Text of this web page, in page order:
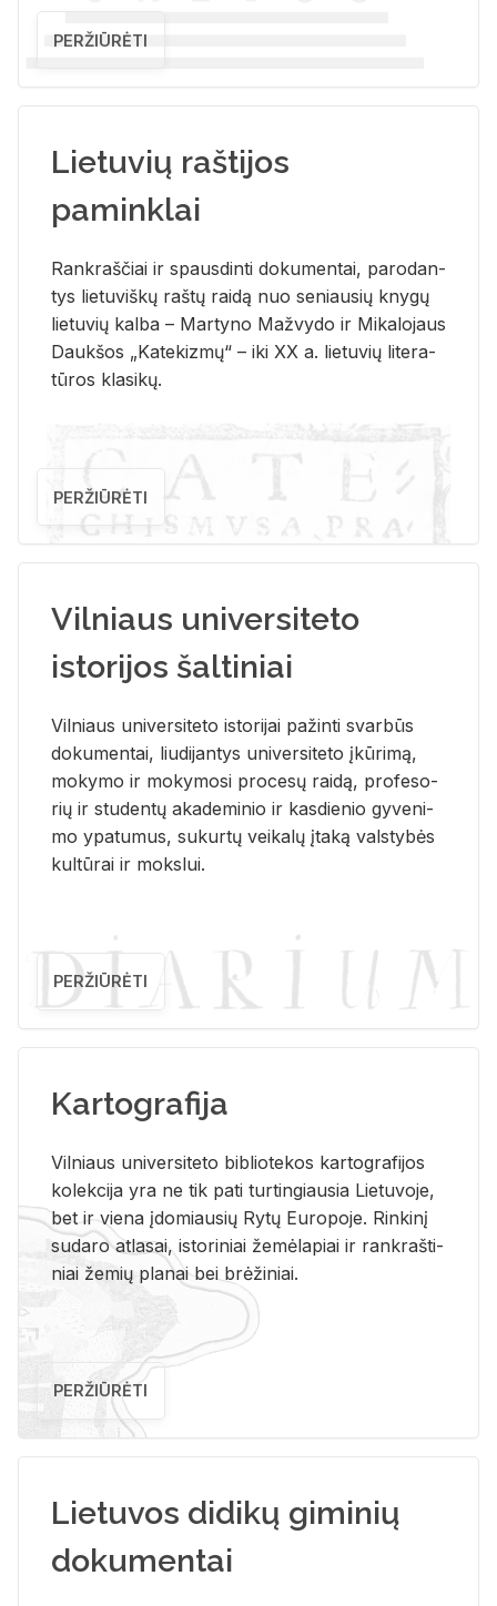
PERŽIŪRĖTI
Lietuvių raštijos
paminklai
Rank­raš­čiai ir spaus­din­ti do­ku­men­tai, pa­ro­dan­
tys lie­tu­viš­kų raš­tų rai­dą nuo se­niau­sių kny­gų
lie­tu­vių kal­ba – Mar­ty­no Ma­žvy­do ir Mi­ka­lo­jaus
Dauk­šos „Ka­te­kiz­mų“ – iki XX a. lie­tu­vių li­te­ra­
tū­ros kla­si­kų.
PERŽIŪRĖTI
Vilniaus universiteto
istorijos šaltiniai
Vil­niaus uni­ver­si­te­to is­to­ri­jai pa­žin­ti svar­būs
do­ku­men­tai, liu­di­jan­tys uni­ver­si­te­to įkū­ri­mą,
mo­ky­mo ir mo­ky­mo­si pro­ce­sų rai­dą, pro­fe­so­
rių ir stu­den­tų aka­de­mi­nio ir kas­die­nio gy­ve­ni­
mo ypa­tu­mus, su­kur­tų vei­ka­lų įta­ką vals­ty­bės
kul­tū­rai ir moks­lui.
PERŽIŪRĖTI
Kartografija
Vil­niaus uni­ver­si­te­to bi­b­lio­te­kos kar­to­gra­fi­jos
ko­lek­ci­ja yra ne tik pati tur­tin­giau­sia Lie­tu­vo­je,
bet ir vie­na įdo­miau­sių Rytų Eu­ro­po­je. Rin­ki­nį
su­da­ro at­la­sai, is­to­ri­niai že­mė­la­piai ir rank­raš­ti­
niai že­mių pla­nai bei brė­ži­niai.
PERŽIŪRĖTI
Lietuvos didikų giminių
dokumentai